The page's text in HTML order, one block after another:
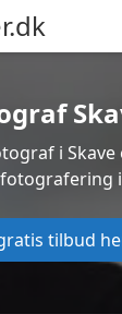
i
tilbud